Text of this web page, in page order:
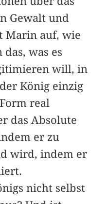
Gewalt und
Marin auf, wie
was es
will, in
König einzig
real
das Absolute
er zu
wird, indem er
nicht selbst